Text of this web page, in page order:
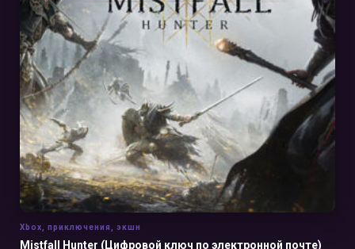
В КОРЗИНУ
Mistfall Hunter (Цифровой ключ по электронной почте)
Xbox приключения экшн